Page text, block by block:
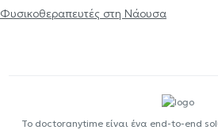
Φυσικοθεραπευτές στη Νάουσα
Το doctoranytime είναι ένα end-to-end